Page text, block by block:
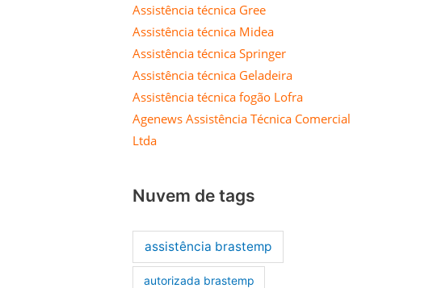
Assistência técnica Gree
Assistência técnica Midea
Assistência técnica Springer
Assistência técnica Geladeira
Assistência técnica fogão Lofra
Agenews Assistência Técnica Comercial
Ltda
Nuvem de tags
assistência brastemp
autorizada brastemp